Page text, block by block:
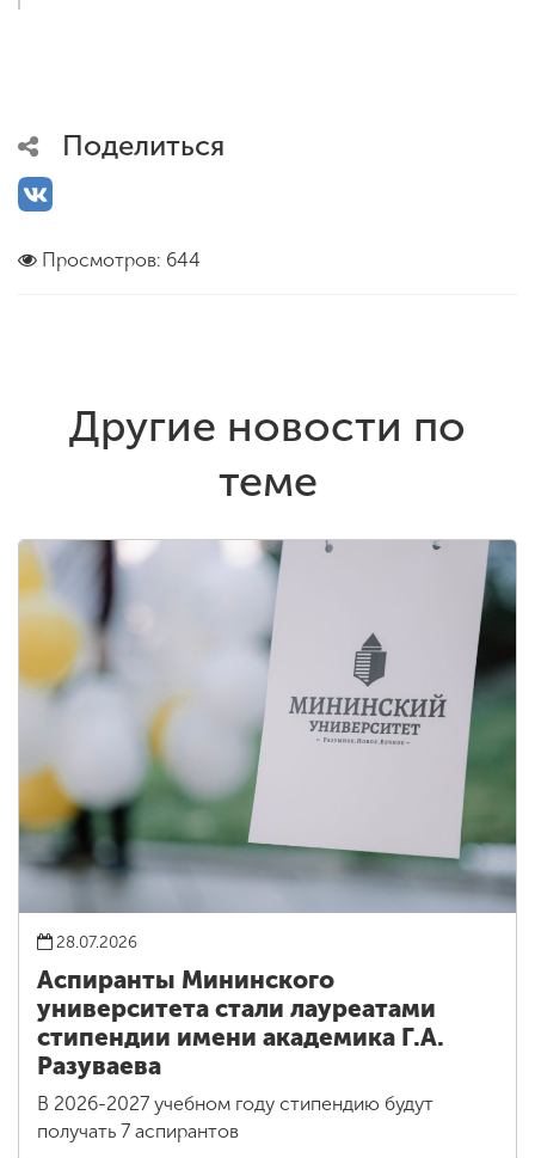
Поделиться
Просмотров: 644
Другие новости по
теме
28.07.2026
Аспиранты Мининского
университета стали лауреатами
стипендии имени академика Г.А.
Разуваева
В 2026-2027 учебном году стипендию будут
получать 7 аспирантов